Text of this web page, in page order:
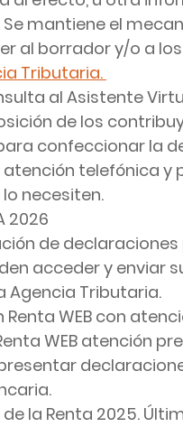
mantiene el
al borrador y/o a
Tributaria.
al Asistente
de los
confeccionar la
telefónica y
necesiten.
2026
de
acceder y enviar
Agencia Tributaria.
WEB con
WEB atención
la Renta 2025.